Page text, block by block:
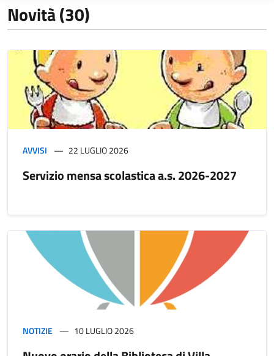
Novità (30)
AVVISI 22 LUGLIO 2026
Servizio mensa scolastica a.s. 2026-2027
NOTIZIE 10 LUGLIO 2026